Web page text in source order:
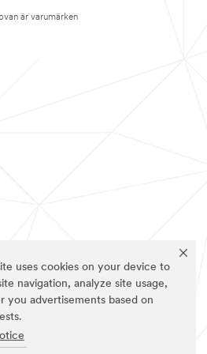
uses cookies on your device to
navigation, analyze site usage,
you advertisements based on
är varumärken